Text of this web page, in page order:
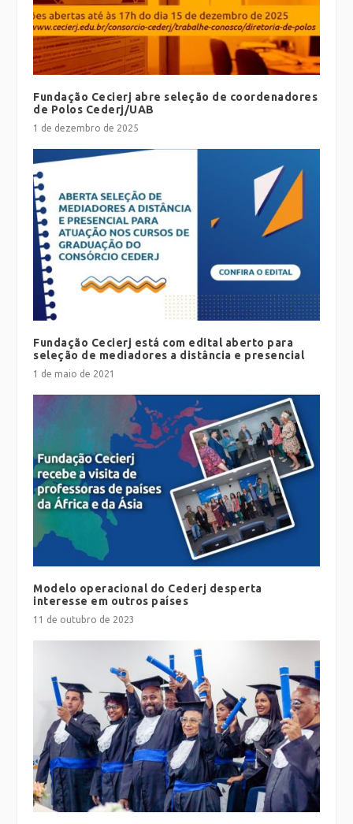
Fundação Cecierj abre seleção de coordenadores
de Polos Cederj/UAB
1 de dezembro de 2025
Fundação Cecierj está com edital aberto para
seleção de mediadores a distância e presencial
1 de maio de 2021
Modelo operacional do Cederj desperta
interesse em outros países
11 de outubro de 2023